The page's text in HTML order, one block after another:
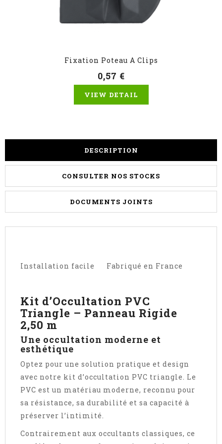
Fixation Poteau A Clips
0,57 €
VIEW DETAIL
DESCRIPTION
CONSULTER NOS STOCKS
DOCUMENTS JOINTS
Installation facile Fabriqué en France
Kit d’Occultation PVC
Triangle – Panneau Rigide
2,50 m
Une occultation moderne et
esthétique
Optez pour une solution pratique et design
avec notre kit d’occultation PVC triangle. Le
PVC est un matériau moderne, reconnu pour
sa résistance, sa durabilité et sa capacité à
préserver l’intimité.
Contrairement aux occultants classiques, ce